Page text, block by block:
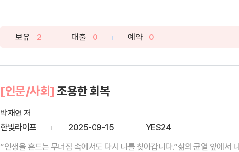
보유 2 대출 0 예약 0
[인문/사회] 조용한 회복
박재연 저
한빛라이프
2025-09-15
YES24
“인생을 흔드는 무너짐 속에서도 다시 나를 찾아갑니다.”삶의 균열 앞에서